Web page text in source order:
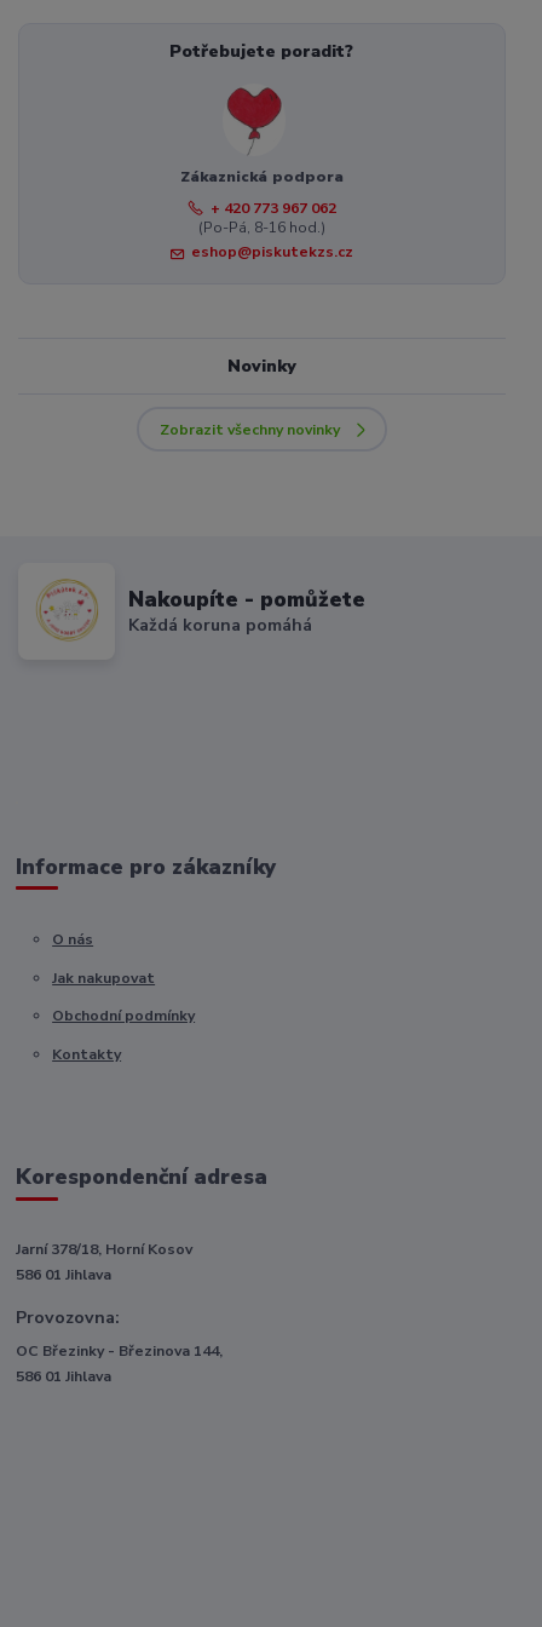
Potřebujete poradit?
Zákaznická podpora
+ 420 773 967 062
(Po-Pá, 8-16 hod.)
eshop@piskutekzs.cz
Novinky
Zobrazit všechny novinky
Nakoupíte - pomůžete
Každá koruna pomáhá
Informace pro zákazníky
O nás
Jak nakupovat
Obchodní podmínky
Kontakty
Korespondenční adresa
Jarní 378/18, Horní Kosov
586 01 Jihlava
Provozovna:
OC Březinky - Březinova 144,
586 01 Jihlava